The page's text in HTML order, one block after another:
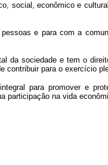
social, econômico e
e para com a
da sociedade e tem o
para o exercício
para promover e
na vida